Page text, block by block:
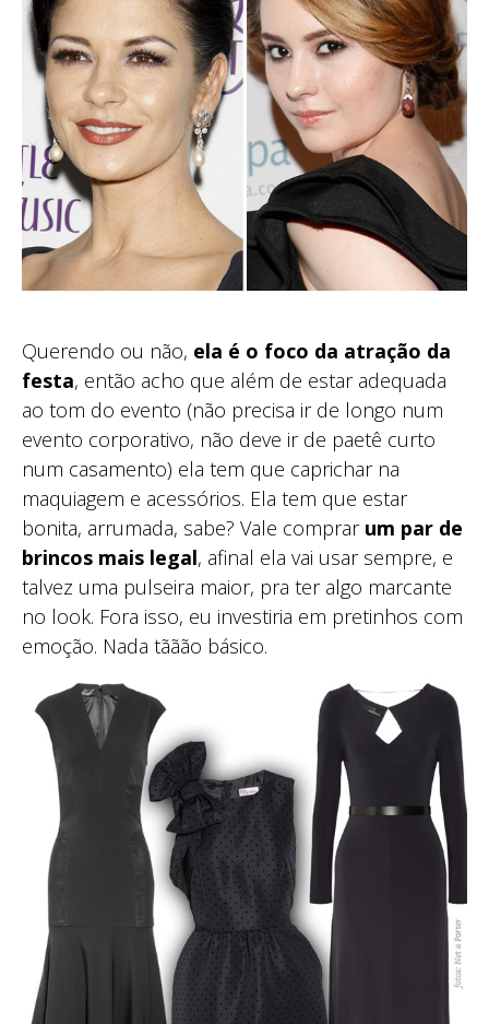
Querendo ou não, ela é o foco da atração da
festa, então acho que além de estar adequada
ao tom do evento (não precisa ir de longo num
evento corporativo, não deve ir de paetê curto
num casamento) ela tem que caprichar na
maquiagem e acessórios. Ela tem que estar
bonita, arrumada, sabe? Vale comprar um par de
brincos mais legal, afinal ela vai usar sempre, e
talvez uma pulseira maior, pra ter algo marcante
no look. Fora isso, eu investiria em pretinhos com
emoção. Nada tããão básico.